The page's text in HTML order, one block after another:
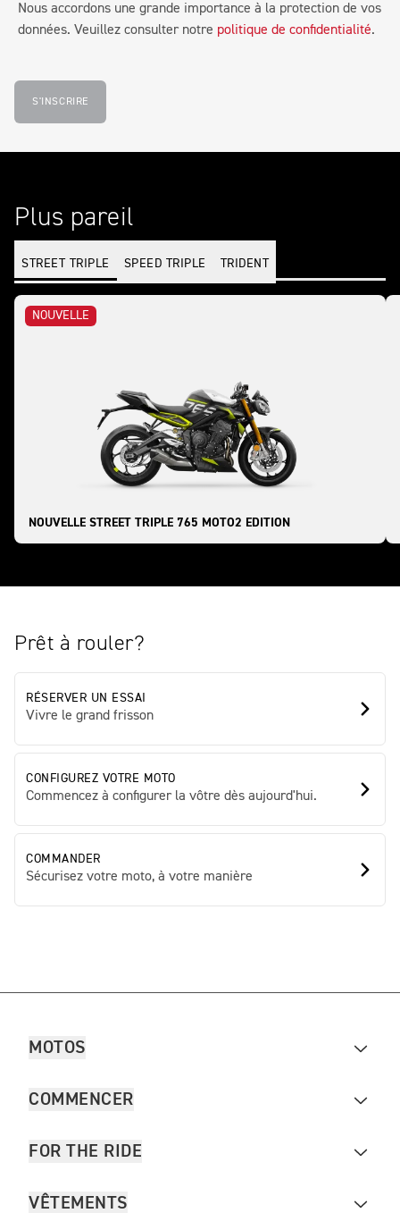
Nous accordons une grande importance à la protection de vos
données. Veuillez consulter notre politique de confidentialité.
S'INSCRIRE
Plus pareil
STREET TRIPLE SPEED TRIPLE TRIDENT
NOUVELLE
NOUVELLE STREET TRIPLE 765 MOTO2 EDITION
Prêt à rouler?
RÉSERVER UN ESSAI
Vivre le grand frisson
CONFIGUREZ VOTRE MOTO
Commencez à configurer la vôtre dès aujourd'hui.
COMMANDER
Sécurisez votre moto, à votre manière
MOTOS
COMMENCER
FOR THE RIDE
VÊTEMENTS